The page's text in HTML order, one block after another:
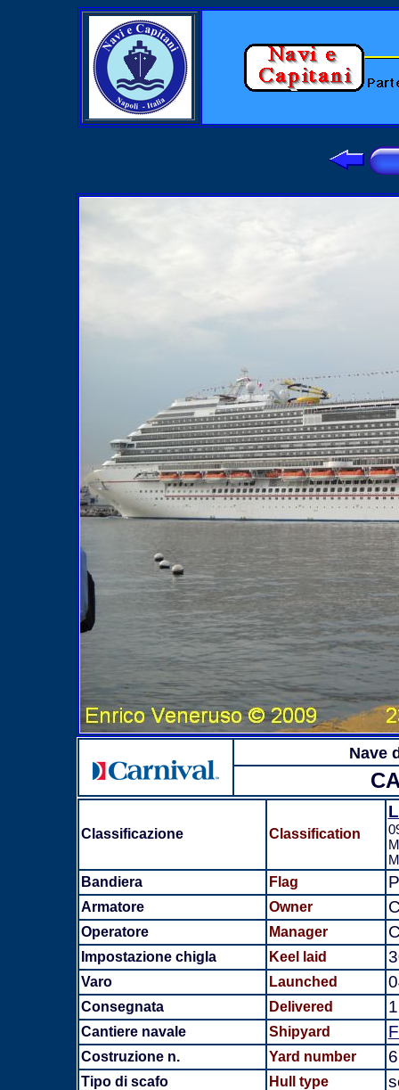
Nave
Classificazione Classification
Bandiera
Flag
Armatore Owner
Operatore Manager
Impostazione chigla Keel laid
Varo Launched
Consegnata Delivered
Cantiere navale Shipyard
Costruzione n. Yard number
Tipo di scafo Hull type